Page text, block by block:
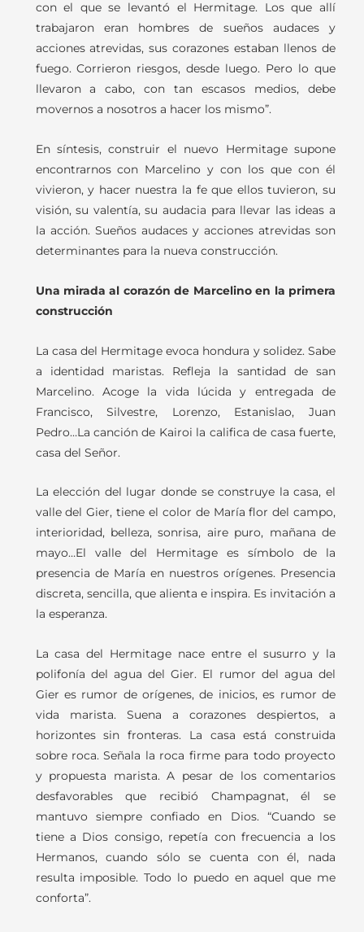
con el que se levantó el Hermitage. Los que allí
trabajaron eran hombres de sueños audaces y
acciones atrevidas, sus corazones estaban llenos de
fuego. Corrieron riesgos, desde luego. Pero lo que
llevaron a cabo, con tan escasos medios, debe
movernos a nosotros a hacer los mismo”.
En síntesis, construir el nuevo Hermitage supone
encontrarnos con Marcelino y con los que con él
vivieron, y hacer nuestra la fe que ellos tuvieron, su
visión, su valentía, su audacia para llevar las ideas a
la acción. Sueños audaces y acciones atrevidas son
determinantes para la nueva construcción.
Una mirada al corazón de Marcelino en la primera
construcción
La casa del Hermitage evoca hondura y solidez. Sabe
a identidad maristas. Refleja la santidad de san
Marcelino. Acoge la vida lúcida y entregada de
Francisco, Silvestre, Lorenzo, Estanislao, Juan
Pedro…La canción de Kairoi la califica de casa fuerte,
casa del Señor.
La elección del lugar donde se construye la casa, el
valle del Gier, tiene el color de María flor del campo,
interioridad, belleza, sonrisa, aire puro, mañana de
mayo…El valle del Hermitage es símbolo de la
presencia de María en nuestros orígenes. Presencia
discreta, sencilla, que alienta e inspira. Es invitación a
la esperanza.
La casa del Hermitage nace entre el susurro y la
polifonía del agua del Gier. El rumor del agua del
Gier es rumor de orígenes, de inicios, es rumor de
vida marista. Suena a corazones despiertos, a
horizontes sin fronteras. La casa está construida
sobre roca. Señala la roca firme para todo proyecto
y propuesta marista. A pesar de los comentarios
desfavorables que recibió Champagnat, él se
mantuvo siempre confiado en Dios. “Cuando se
tiene a Dios consigo, repetía con frecuencia a los
Hermanos, cuando sólo se cuenta con él, nada
resulta imposible.Todo lo puedo en aquel que me
conforta”.